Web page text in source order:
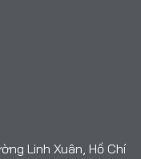
Linh Xuân, Hồ Chí